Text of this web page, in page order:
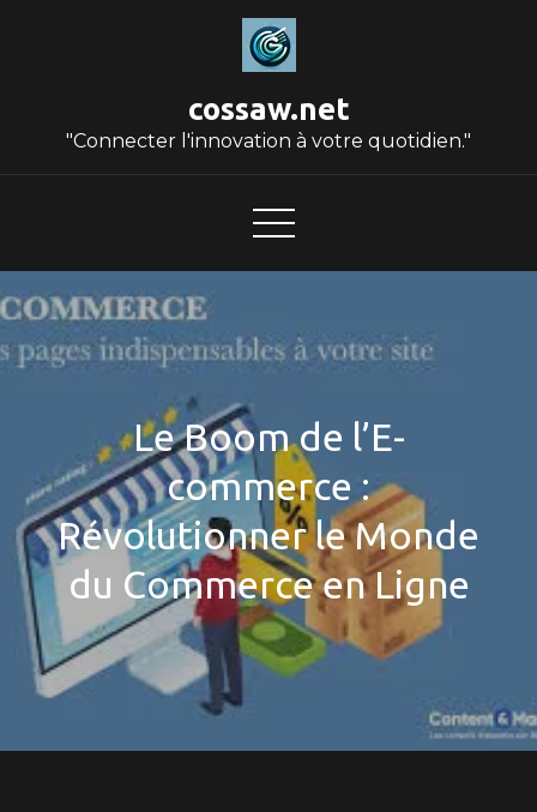
cossaw.net
"Connecter l'innovation à votre quotidien."
Le Boom de l’E-
commerce :
Révolutionner le Monde
du Commerce en Ligne